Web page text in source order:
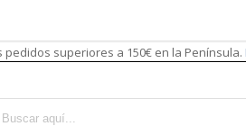
pedidos superiores a 150€ en la Península.